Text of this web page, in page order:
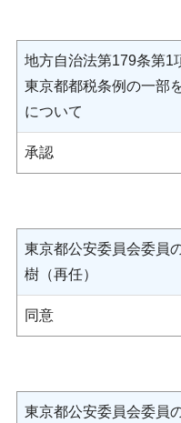
地方自治法第179条第1
東京都都税条例の一部
について
承認
東京都公安委員会委員
樹（再任）
同意
東京都公安委員会委員